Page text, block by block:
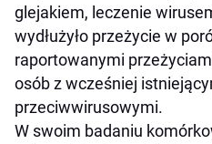
glejakiem, leczenie
wydłużyło przeżycie w
raportowanymi
osób z wcześniej
przeciwwirusowymi.
W swoim badaniu